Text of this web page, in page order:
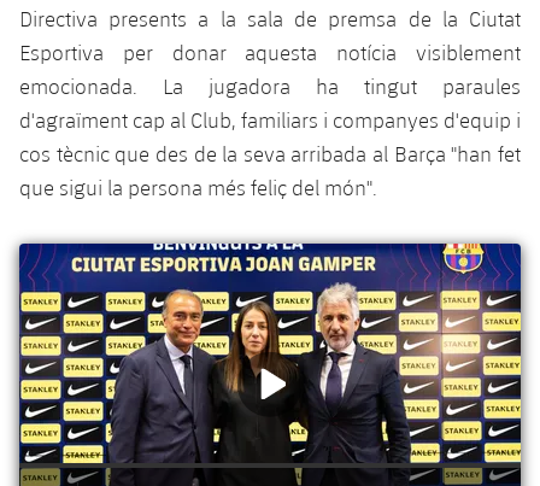
Instal·lacions
Spotify Camp Nou
Palau Blaugrana
Barça Cafe
Ciutat Esportiva
La Masia
plusicon
més
Serveis
Serveis Mèdics
plusicon
més
Acreditacions
Directiva presents a la sala de premsa de la Ciutat
Esportiva per donar aquesta notícia visiblement
emocionada. La jugadora ha tingut paraules
d'agraïment cap al Club, familiars i companyes d'equip i
cos tècnic que des de la seva arribada al Barça "han fet
que sigui la persona més feliç del món".